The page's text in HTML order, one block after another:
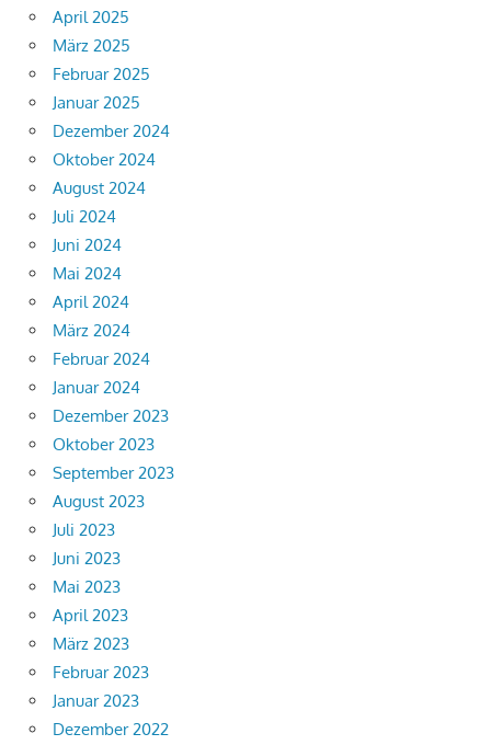
April 2025
März 2025
Februar 2025
Januar 2025
Dezember 2024
Oktober 2024
August 2024
Juli 2024
Juni 2024
Mai 2024
April 2024
März 2024
Februar 2024
Januar 2024
Dezember 2023
Oktober 2023
September 2023
August 2023
Juli 2023
Juni 2023
Mai 2023
April 2023
März 2023
Februar 2023
Januar 2023
Dezember 2022